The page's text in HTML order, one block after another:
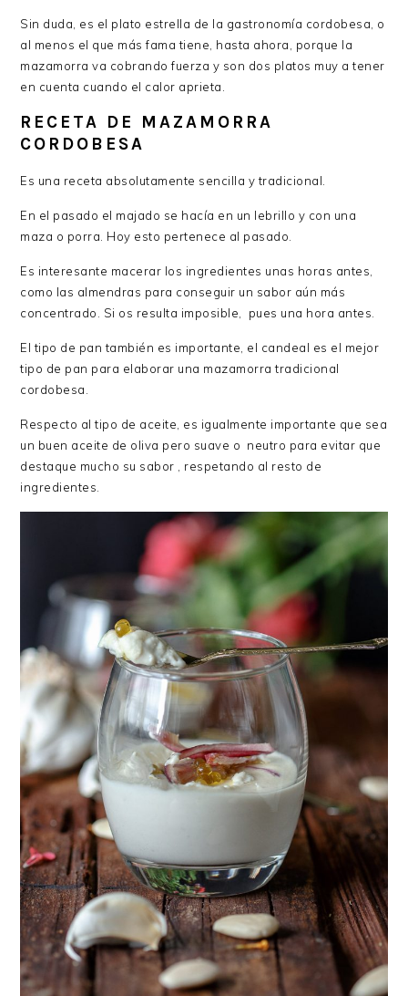
Sin duda, es el plato estrella de la gastronomía cordobesa, o
al menos el que más fama tiene, hasta ahora, porque la
mazamorra va cobrando fuerza y son dos platos muy a tener
en cuenta cuando el calor aprieta.
RECETA DE MAZAMORRA
CORDOBESA
Es una receta absolutamente sencilla y tradicional.
En el pasado el majado se hacía en un lebrillo y con una
maza o porra. Hoy esto pertenece al pasado.
Es interesante macerar los ingredientes unas horas antes,
como las almendras para conseguir un sabor aún más
concentrado. Si os resulta imposible, pues una hora antes.
El tipo de pan también es importante, el candeal es el mejor
tipo de pan para elaborar una mazamorra tradicional
cordobesa.
Respecto al tipo de aceite, es igualmente importante que sea
un buen aceite de oliva pero suave o neutro para evitar que
destaque mucho su sabor , respetando al resto de
ingredientes.